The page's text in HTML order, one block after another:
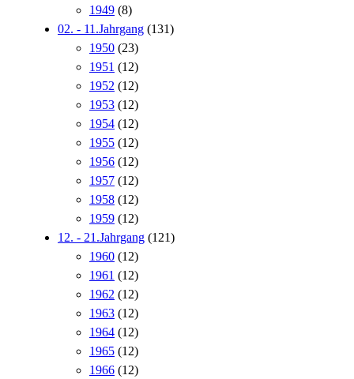
1949 (8)
02. - 11.Jahrgang (131)
1950 (23)
1951 (12)
1952 (12)
1953 (12)
1954 (12)
1955 (12)
1956 (12)
1957 (12)
1958 (12)
1959 (12)
12. - 21.Jahrgang (121)
1960 (12)
1961 (12)
1962 (12)
1963 (12)
1964 (12)
1965 (12)
1966 (12)